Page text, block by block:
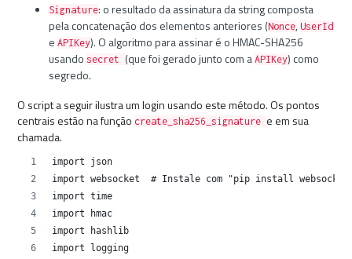
Signature: o resultado da assinatura da string composta
pela concatenação dos elementos anteriores (Nonce,UserId
eAPIKey). O algoritmo para assinar é o HMAC-SHA256
usandosecret (que foi gerado junto com aAPIKey) como
segredo.
O script a seguir ilustra um login usando este método. Os pontos
centrais estão na funçãocreate_sha256_signature e em sua
chamada.
import json
import websocket  # Instale com "pip install
import time
import hmac
import hashlib
import logging